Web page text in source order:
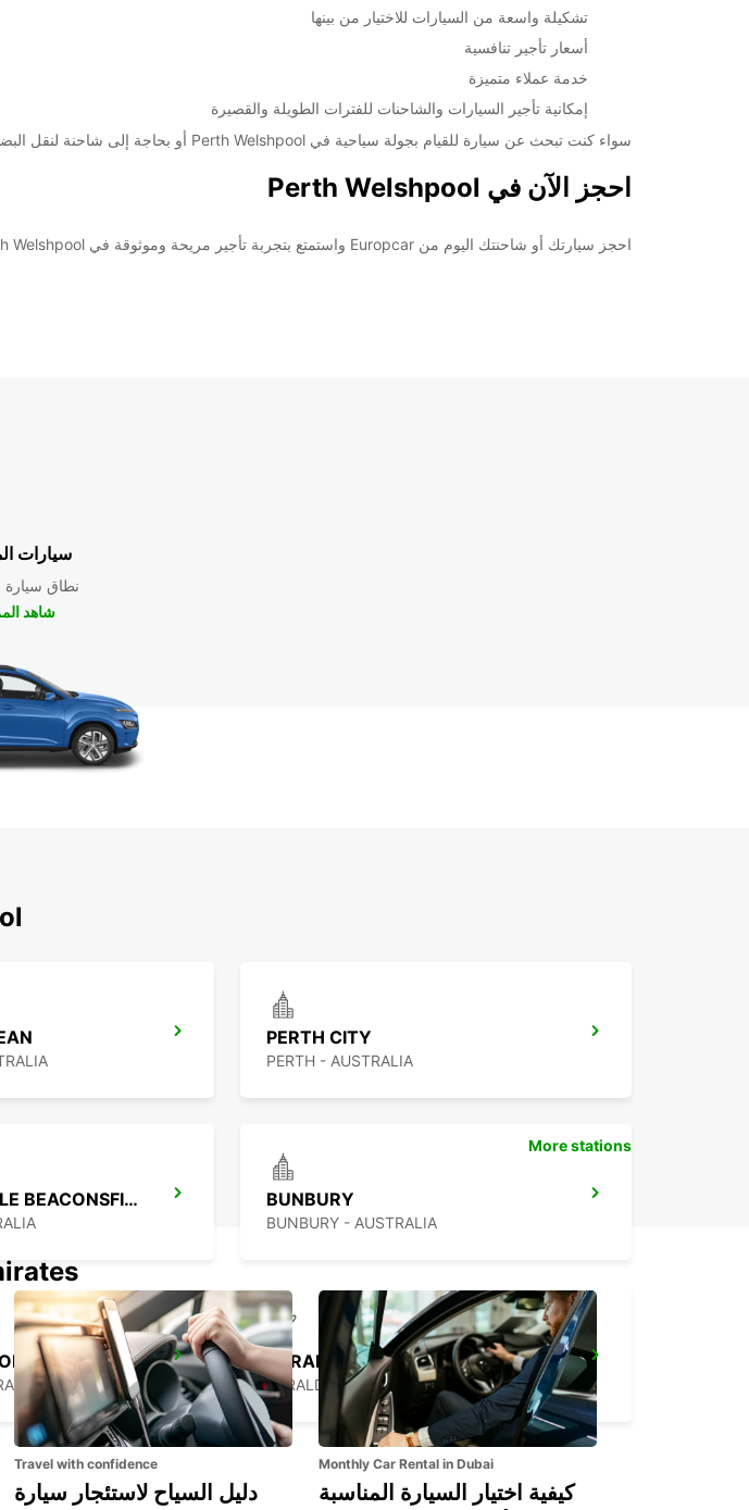
تشكيلة واسعة من السيارات للاختيار من بينها
أسعار تأجير تنافسية
خدمة عملاء متميزة
إمكانية تأجير السيارات والشاحنات للفترات الطويلة والقصيرة
سواء كنت تبحث عن سيارة للقيام بجولة سياحية في Perth Welshpool أو بحاجة إلى شاحنة لنقل البضائع، يمكننا أن نلبي جميع احتياجاتك.
احجز الآن في Perth Welshpool
احجز سيارتك أو شاحنتك اليوم من Europcar واستمتع بتجربة تأجير مريحة وموثوقة في Perth Welshpool. تواصل معنا اليوم للحصول على مزيد من المعلومات والحجز!
سيارات
نطاق سيارة
شاهد
PERTH CITY
PERTH - AUSTRALIA
PERTH FREMANTLE BEACONSFIELD BUNBURY
BUNBURY - AUSTRALIA
GERALDTON AIRPORT
GERALDTON - AUSTRALIA
More stations
Travel with confidence
دليل السياح لاستئجار سيارة
Monthly Car Rental in Dubai
كيفية اختيار السيارة المناسبة